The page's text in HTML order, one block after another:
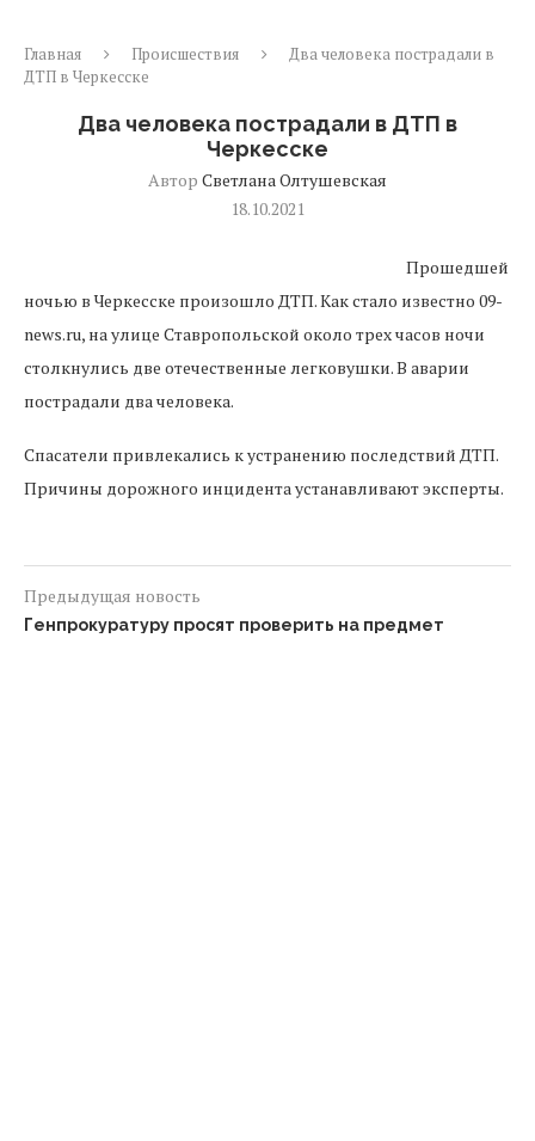
Главная Происшествия
Два человека пострадали в
ДТП в Черкесске
Два человека пострадали в ДТП в
Черкесске
Автор Светлана Олтушевская
18.10.2021
Прошедшей
ночью в Черкесске произошло ДТП. Как стало известно 09-
news.ru, на улице Ставропольской около трех часов ночи
столкнулись две отечественные легковушки. В аварии
пострадали два человека.
Спасатели привлекались к устранению последствий ДТП.
Причины дорожного инцидента устанавливают эксперты.
Предыдущая новость
Генпрокуратуру просят проверить на предмет